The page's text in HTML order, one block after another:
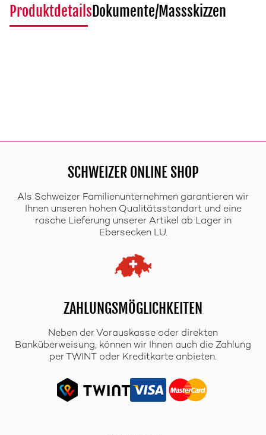
ProduktdetailsDokumente/Massskizzen
SCHWEIZER ONLINE SHOP
Als Schweizer Familienunternehmen garantieren wir
Ihnen unseren hohen Qualitätsstandart und eine
rasche Lieferung unserer Artikel ab Lager in
Ebersecken LU.
ZAHLUNGSMÖGLICHKEITEN
Neben der Vorauskasse oder direkten
Banküberweisung, können wir Ihnen auch die Zahlung
per TWINT oder Kreditkarte anbieten.